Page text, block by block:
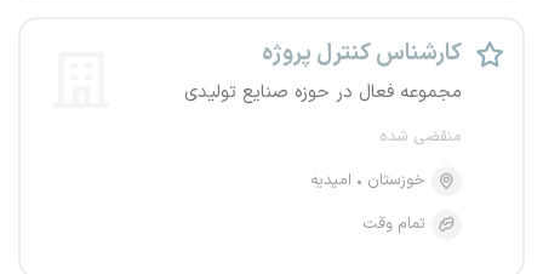
کارشناس کنترل پروژه
مجموعه فعال در حوزه صنایع تولیدی
منقضی شده
خوزستان
امیدیه
تمام وقت